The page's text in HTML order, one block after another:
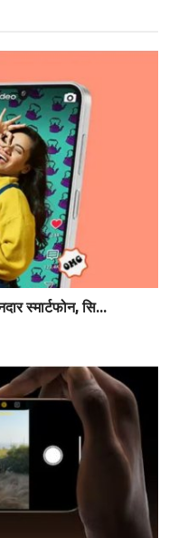
स्मार्टफोन, सि...